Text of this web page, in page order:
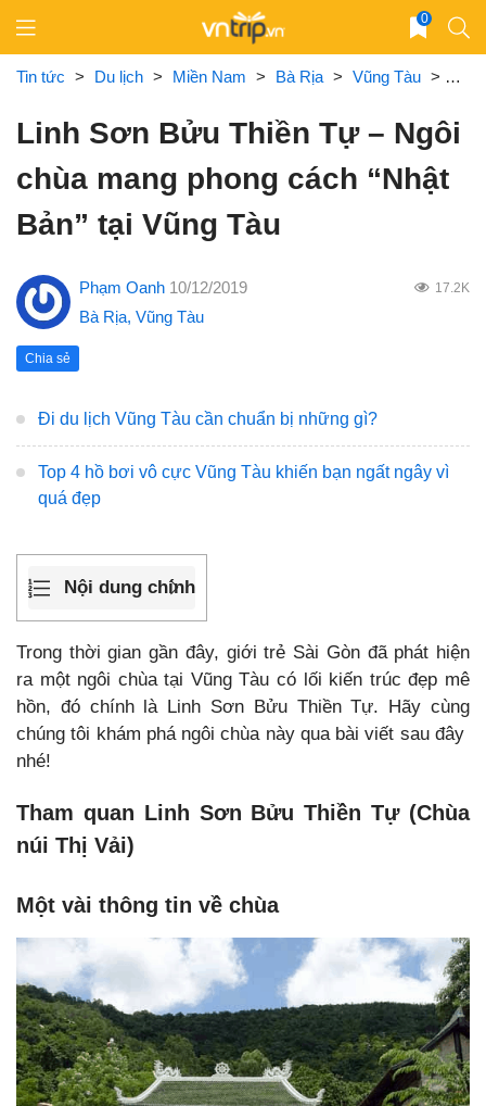
content
0
Tin tức > Du lịch > Miền Nam > Bà Rịa > Vũng Tàu > Linh
Linh Sơn Bửu Thiền Tự – Ngôi
chùa mang phong cách “Nhật
Bản” tại Vũng Tàu
Phạm Oanh 10/12/2019 17.2K
Bà Rịa, Vũng Tàu
Chia sẻ
Đi du lịch Vũng Tàu cần chuẩn bị những gì?
Top 4 hồ bơi vô cực Vũng Tàu khiến bạn ngất ngây vì
quá đẹp
Nội dung chính
Trong thời gian gần đây, giới trẻ Sài Gòn đã phát hiện
ra một ngôi chùa tại Vũng Tàu có lối kiến trúc đẹp mê
hồn, đó chính là Linh Sơn Bửu Thiền Tự. Hãy cùng
chúng tôi khám phá ngôi chùa này qua bài viết sau đây
nhé!
Tham quan Linh Sơn Bửu Thiền Tự (Chùa
núi Thị Vải)
Một vài thông tin về chùa